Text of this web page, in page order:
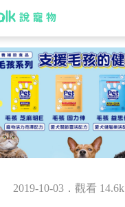
2019-10-03．觀看 14.6k